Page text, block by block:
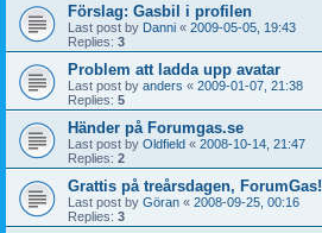
Förslag: Gasbil i profilen
Last post by Danni « 2009-05-05, 19:43
Replies: 3
Problem att ladda upp avatar
Last post by anders « 2009-01-07, 21:38
Replies: 5
Händer på Forumgas.se
Last post by Oldfield « 2008-10-14, 21:47
Replies: 2
Grattis på treårsdagen, ForumGas!
Last post by Göran « 2008-09-25, 00:16
Replies: 3